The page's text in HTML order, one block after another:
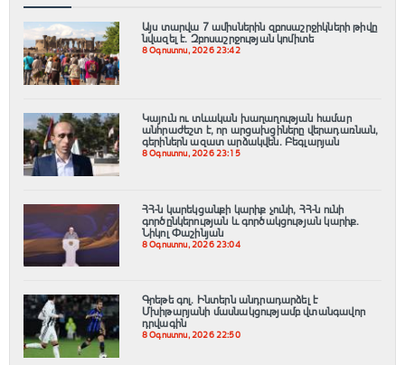
Այս տարվա 7 ամիսներին զբոսաշրջիկների թիվը
նվազել է. Զբոսաշրջության կոմիտե
8 Օգոստոս, 2026 23:42
Կայուն ու տևական խաղաղության համար
անհրաժեշտ է, որ արցախցիները վերադառնան,
գերիներն ազատ արձակվեն․ Բեգլարյան
8 Օգոստոս, 2026 23:15
ՀՀ-ն կարեկցանքի կարիք չունի, ՀՀ-ն ունի
գործընկերության և գործակցության կարիք․
Նիկոլ Փաշինյան
8 Օգոստոս, 2026 23:04
Գրեթե գոլ. Ինտերն անդրադարձել է
Մխիթարյանի մասնակցությամբ վտանգավոր
դրվագին
8 Օգոստոս, 2026 22:50